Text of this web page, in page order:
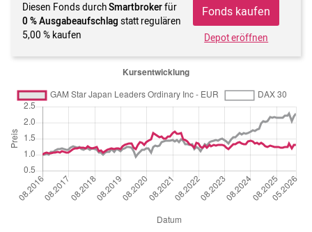
Diesen Fonds durchSmartbrokerfür
0 % Ausgabeaufschlag statt regulären
5,00 % kaufen
Fonds kaufen
Depot eröffnen